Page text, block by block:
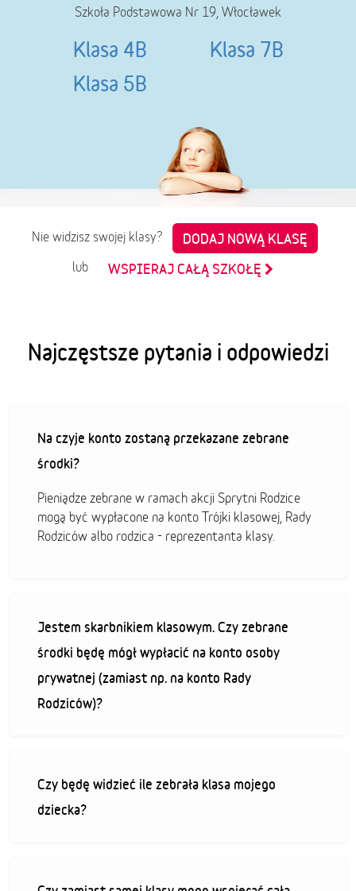
Szkoła Podstawowa Nr 19, Włocławek
Klasa 4B
Klasa 5B
Klasa 7B
Nie widzisz swojej klasy?
DODAJ NOWĄ KLASĘ
lub
WSPIERAJ CAŁĄ SZKOŁĘ
Najczęstsze pytania i odpowiedzi
Na czyje konto zostaną przekazane zebrane
środki?
Pieniądze zebrane w ramach akcji Sprytni Rodzice
mogą być wypłacone na konto Trójki klasowej, Rady
Rodziców albo rodzica - reprezentanta klasy.
Jestem skarbnikiem klasowym. Czy zebrane
środki będę mógł wypłacić na konto osoby
prywatnej (zamiast np. na konto Rady
Rodziców)?
Czy będę widzieć ile zebrała klasa mojego
dziecka?